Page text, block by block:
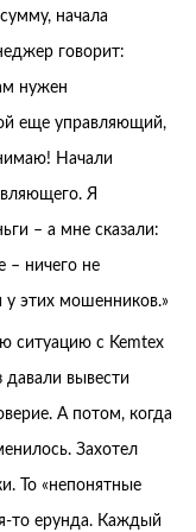
начала
говорит:
нужен
еще управляющий,
Начали
Я
– а мне сказали:
– ничего не
у этих мошенников.»
ситуацию с Kemtex
давали вывести
А потом, когда
Захотел
То «непонятные
то ерунда. Каждый